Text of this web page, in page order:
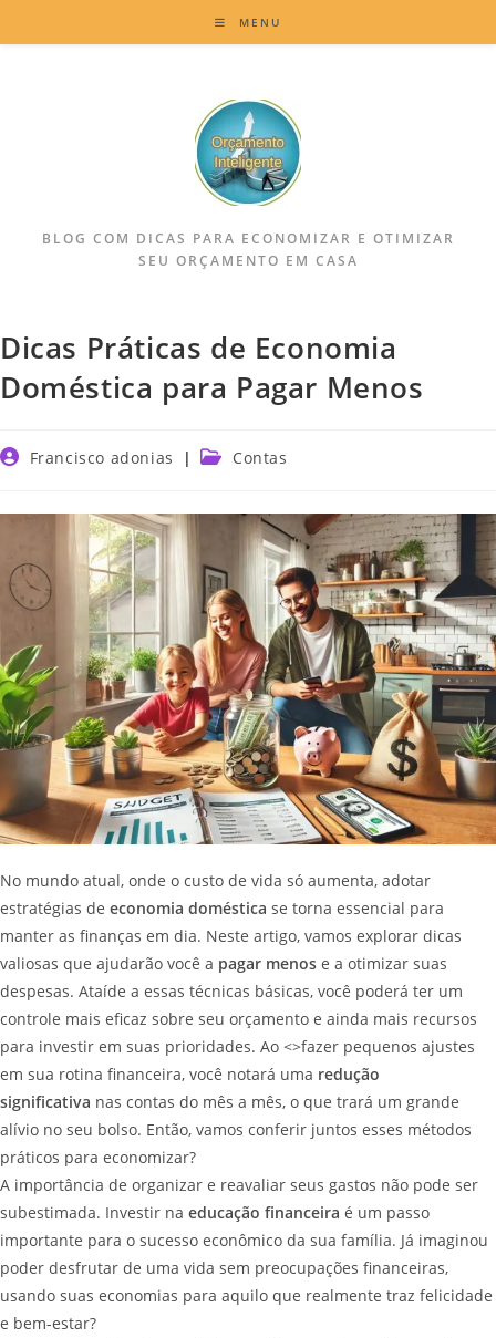
MENU
BLOG COM DICAS PARA ECONOMIZAR E OTIMIZAR
SEU ORÇAMENTO EM CASA
Dicas Práticas de Economia
Doméstica para Pagar Menos
Francisco adonias Contas
No mundo atual, onde o custo de vida só aumenta, adotar
estratégias de economia doméstica se torna essencial para
manter as finanças em dia. Neste artigo, vamos explorar dicas
valiosas que ajudarão você a pagar menos e a otimizar suas
despesas. Ataíde a essas técnicas básicas, você poderá ter um
controle mais eficaz sobre seu orçamento e ainda mais recursos
para investir em suas prioridades. Ao <>fazer pequenos ajustes
em sua rotina financeira, você notará uma redução
significativa nas contas do mês a mês, o que trará um grande
alívio no seu bolso. Então, vamos conferir juntos esses métodos
práticos para economizar?
A importância de organizar e reavaliar seus gastos não pode ser
subestimada. Investir na educação financeira é um passo
importante para o sucesso econômico da sua família. Já imaginou
poder desfrutar de uma vida sem preocupações financeiras,
usando suas economias para aquilo que realmente traz felicidade
e bem-estar?